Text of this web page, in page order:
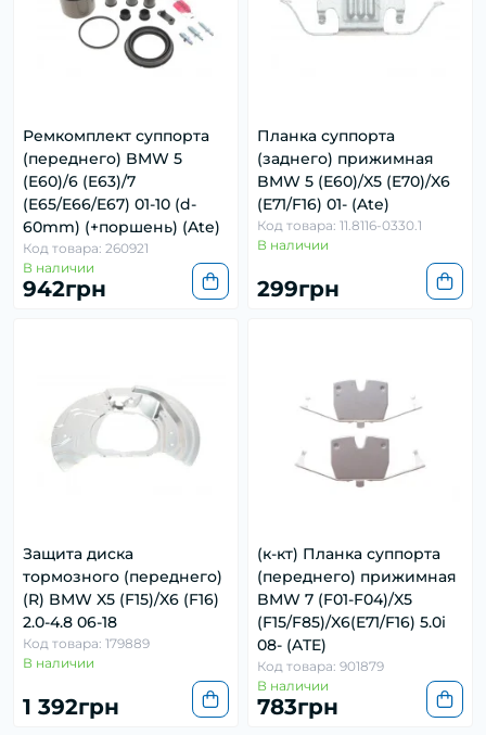
Ремкомплект суппорта
(переднего) BMW 5
(E60)/6 (E63)/7
(E65/E66/E67) 01-10 (d-
60mm) (+поршень) (Ate)
Код товара: 260921
В наличии
942грн
Планка суппорта
(заднего) прижимная
BMW 5 (E60)/X5 (E70)/X6
(E71/F16) 01- (Ate)
Код товара: 11.8116-0330.1
В наличии
299грн
Защита диска
тормозного (переднего)
(R) BMW X5 (F15)/X6 (F16)
2.0-4.8 06-18
Код товара: 179889
В наличии
1 392грн
(к-кт) Планка суппорта
(переднего) прижимная
BMW 7 (F01-F04)/X5
(F15/F85)/X6(E71/F16) 5.0i
08- (ATE)
Код товара: 901879
В наличии
783грн